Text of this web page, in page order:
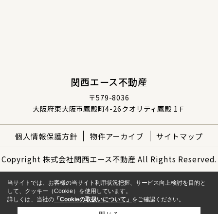
関西エース不動産
〒579-8036
大阪府東大阪市鷹殿町4-26クオリティ鷹殿 1Ｆ
個人情報保護方針 物件アーカイブ サイトマップ
Copyright 株式会社関西エース不動産 All Rights Reserved.
当サイトでは、お客様の当サイト利用状況把握、サービス向上検討を目的と
して、クッキー（Cookie）を使用しています。
詳しくは、当社の 「Cookieの取扱いについて」 をご確認ください。